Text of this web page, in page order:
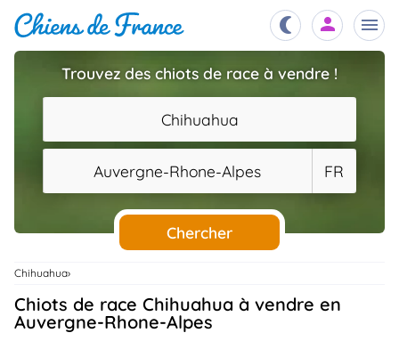
Chiots
Éleveurs
Étalons
Chiens
Services
Trouvez des chiots de race à vendre !
Chihuahua
Auvergne-Rhone-Alpes FR
Chercher
Chihuahua
Chiots de race Chihuahua à vendre en
Auvergne-Rhone-Alpes